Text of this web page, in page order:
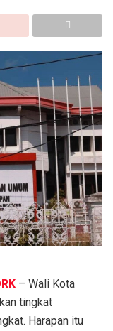
– Wali Kota
tingkat
Harapan itu